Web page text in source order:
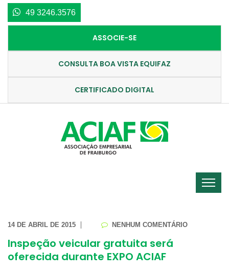
49 3246.3576
ASSOCIE-SE
CONSULTA BOA VISTA EQUIFAZ
CERTIFICADO DIGITAL
14 DE ABRIL DE 2015 NENHUM COMENTÁRIO
Inspeção veicular gratuita será
oferecida durante EXPO ACIAF